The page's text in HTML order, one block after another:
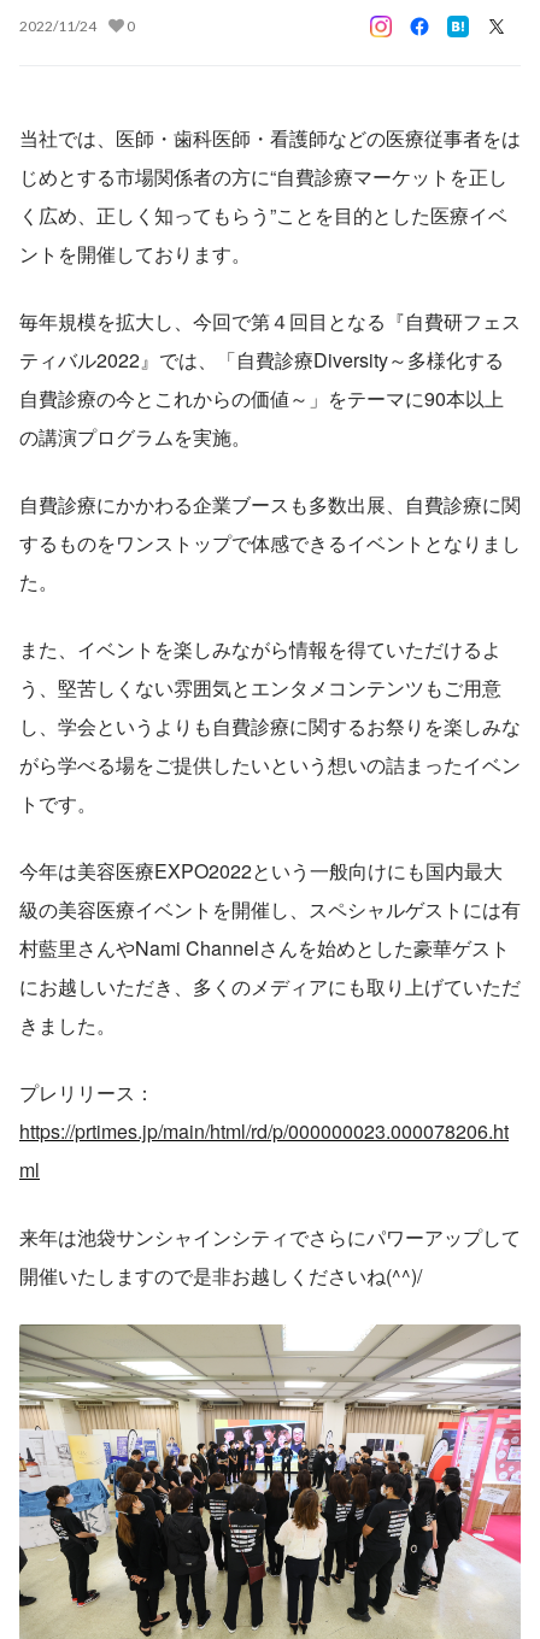
2022/11/24 0
当社では、医師・歯科医師・看護師などの医療従事者をは
じめとする市場関係者の方に“自費診療マーケットを正し
く広め、正しく知ってもらう”ことを目的とした医療イベ
ントを開催しております。
毎年規模を拡大し、今回で第４回目となる『自費研フェス
ティバル2022』では、「自費診療Diversity～多様化する
自費診療の今とこれからの価値～」をテーマに90本以上
の講演プログラムを実施。
自費診療にかかわる企業ブースも多数出展、自費診療に関
するものをワンストップで体感できるイベントとなりまし
た。
また、イベントを楽しみながら情報を得ていただけるよ
う、堅苦しくない雰囲気とエンタメコンテンツもご用意
し、学会というよりも自費診療に関するお祭りを楽しみな
がら学べる場をご提供したいという想いの詰まったイベン
トです。
今年は美容医療EXPO2022という一般向けにも国内最大
級の美容医療イベントを開催し、スペシャルゲストには有
村藍里さんやNami Channelさんを始めとした豪華ゲスト
にお越しいただき、多くのメディアにも取り上げていただ
きました。
プレリリース：
https://prtimes.jp/main/html/rd/p/000000023.000078206.ht
ml
来年は池袋サンシャインシティでさらにパワーアップして
開催いたしますので是非お越しくださいね(^^)/